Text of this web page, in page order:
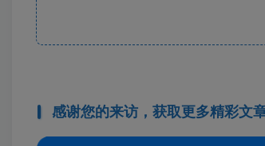
感谢您的来访，获取更多精彩文